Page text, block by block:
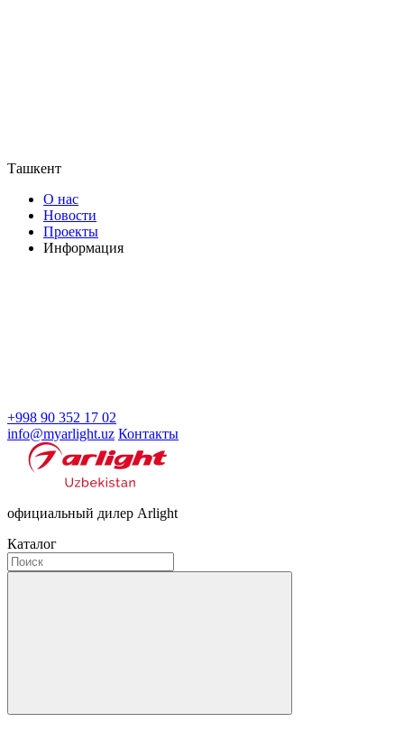
Ташкент
О нас
Новости
Проекты
Информация
+998 90 352 17 02
info@myarlight.uz Контакты
официальный дилер Arlight
Каталог